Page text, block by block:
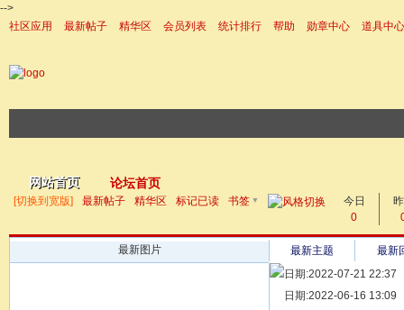
-->
社区应用
最新帖子 精华区 会员列表 统计排行 帮助 勋章中心
道具中心
网站首页 论坛首页
帖子
[切换到宽版] 最新帖子 精华区 标记已读 书签 ▼
今日
0
最新图片 最新主题
最新
日期:2022-07-21 22:37
[ 宗亲新闻 ] 同为宗亲，
日期:2022-06-16 13:09